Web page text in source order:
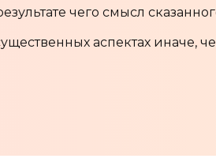
чего смысл
аспектах иначе,